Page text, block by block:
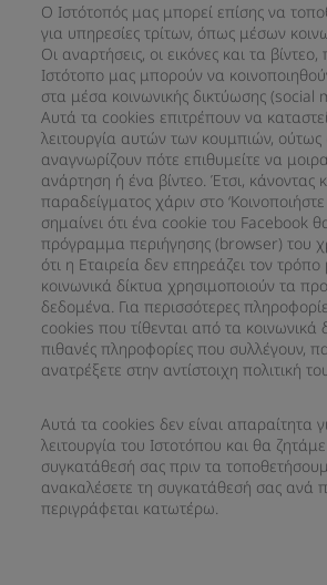
Ο Ιστότοπός μας μπορεί επίσης να
για υπηρεσίες τρίτων, όπως μέσων
Οι αναρτήσεις, οι εικόνες και τα
Ιστότοπο μας μπορούν να
στα μέσα κοινωνικής δικτύωσης (social
Αυτά τα cookies επιτρέπουν να
λειτουργία αυτών των κουμπιών,
αναγνωρίζουν πότε επιθυμείτε να
ανάρτηση ή ένα βίντεο. Έτσι, κάνοντας
παραδείγματος χάριν στο
σημαίνει ότι ένα cookie του Facebook
πρόγραμμα περιήγησης (browser) του
ότι η Εταιρεία δεν επηρεάζει τον
κοινωνικά δίκτυα χρησιμοποιούν τα
δεδομένα. Για περισσότερες
cookies που τίθενται από τα κοινωνικά
πιθανές πληροφορίες που συλλέγουν,
ανατρέξετε στην αντίστοιχη πολιτική
Αυτά τα cookies δεν είναι απαραίτητα
λειτουργία του Ιστοτόπου και θα
συγκατάθεσή σας πριν τα
ανακαλέσετε τη συγκατάθεσή σας ανά
περιγράφεται κατωτέρω.